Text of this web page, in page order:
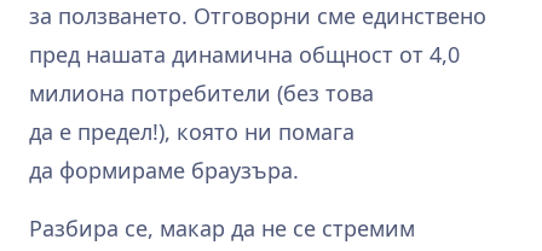
за ползването. Отговорни сме единствено
пред нашата динамична общност от 4,0
милиона потребители (без това
да е предел!), която ни помага
да формираме браузъра.
Разбира се, макар да не се стремим